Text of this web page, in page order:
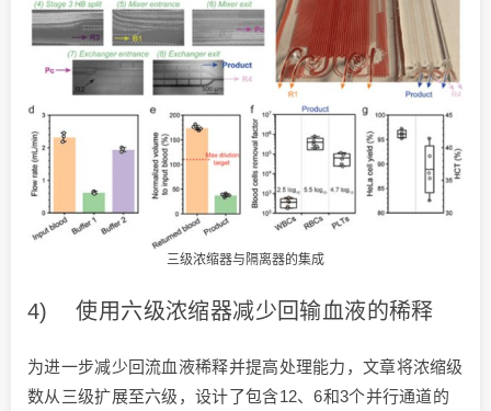
三级浓缩器与隔离器的集成
4) 使用六级浓缩器减少回输血液的稀释
为进一步减少回流血液稀释并提高处理能力，文章将浓缩级
数从三级扩展至六级，设计了包含12、6和3个并行通道的